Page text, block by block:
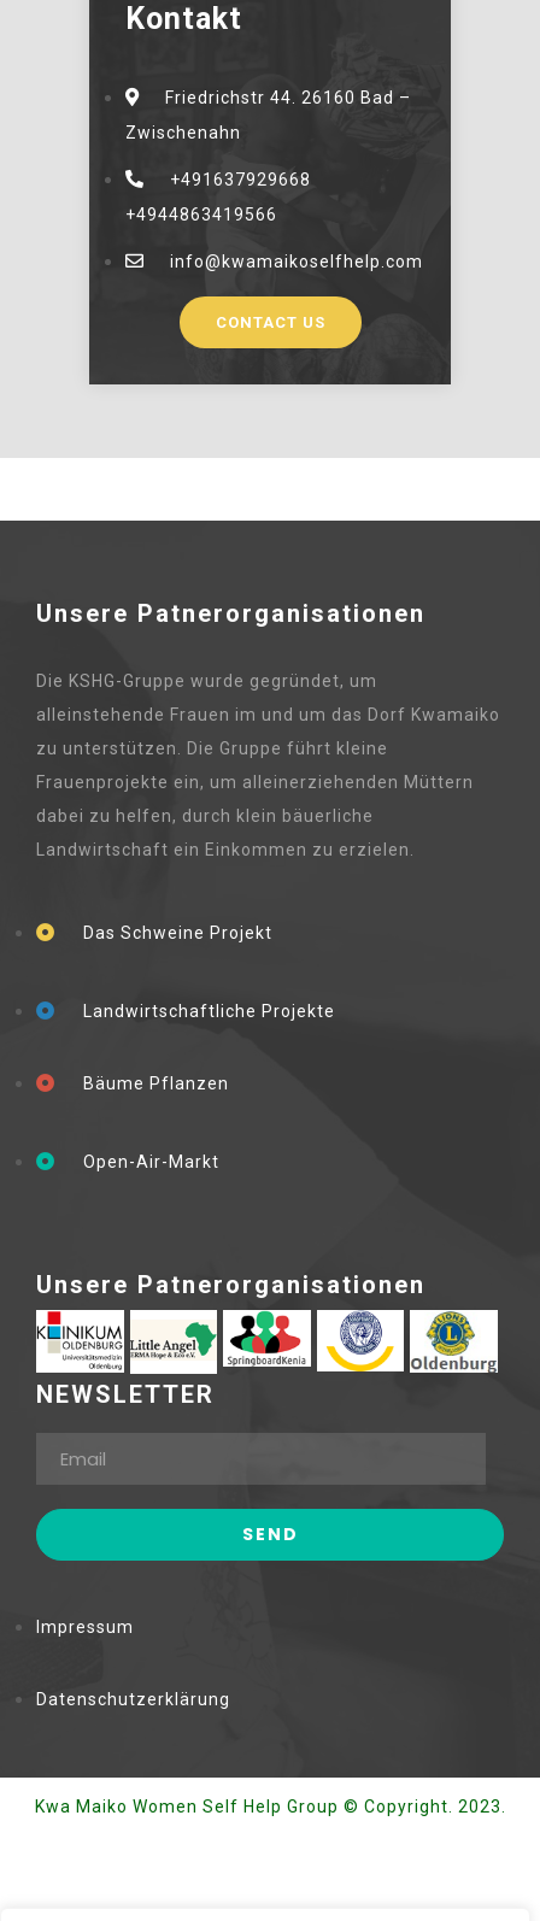
Kontakt
Friedrichstr 44. 26160 Bad –
Zwischenahn
+491637929668
+4944863419566
info@kwamaikoselfhelp.com
CONTACT US
Unsere Patnerorganisationen
Die KSHG-Gruppe wurde gegründet, um
alleinstehende Frauen im und um das Dorf Kwamaiko
zu unterstützen. Die Gruppe führt kleine
Frauenprojekte ein, um alleinerziehenden Müttern
dabei zu helfen, durch klein bäuerliche
Landwirtschaft ein Einkommen zu erzielen.
Das Schweine Projekt
Landwirtschaftliche Projekte
Bäume Pflanzen
Open-Air-Markt
Unsere Patnerorganisationen
NEWSLETTER
Impressum
Datenschutzerklärung
Kwa Maiko Women Self Help Group © Copyright. 2023.